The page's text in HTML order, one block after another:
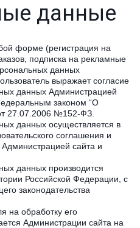
данные
форме (регистрация на
подписка на рекламные
данных
выражает согласие
данных Администрацией
законом “О
27.07.2006 №152-ФЗ.
данных осуществляется в
соглашения и
сайта и
данных производится
Российской Федерации, с
законодательства
на обработку его
Администрации сайта на